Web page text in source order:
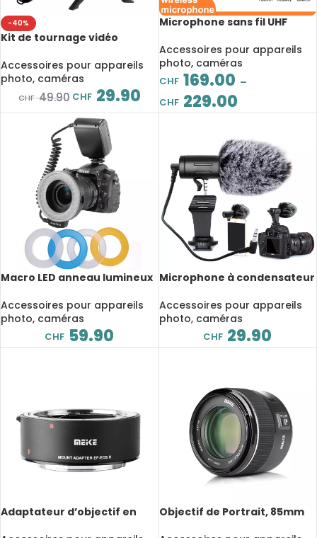
-40%
Kit de tournage vidéo
avec Mini trépied, Bluetooth,
contrôle Selfie, pour caméra
SLR, enregistrement sur
Smartphone
Accessoires pour appareils
photo, caméras
CHF49.90 CHF 29.90
Microphone sans fil UHF
canaux sélectionnables,
portée de 60m pour
caméras DSLR
Accessoires pour appareils
photo, caméras
CHF 169.00 –
CHF 229.00
Macro LED anneau lumineux
LCD Speedlite, pour Sony,
Nikon, Canon 60D, 80D,
600D, 1300D, 70D
Accessoires pour appareils
photo, caméras
CHF 59.90
Microphone à condensateur
enregistrement, Ultra-
large, pour Canon, Sony,
Nikon, DSLR, DV
Accessoires pour appareils
photo, caméras
CHF 29.90
Adaptateur d’objectif en
Objectif de Portrait, 85mm